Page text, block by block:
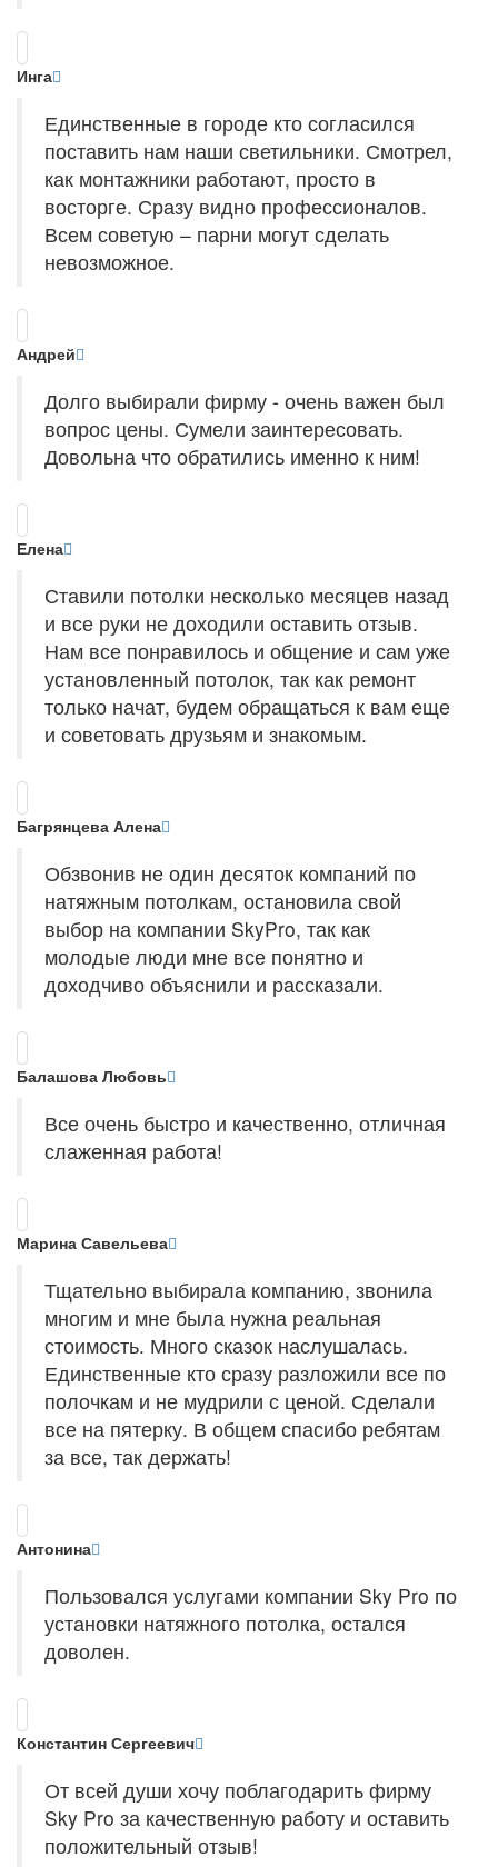
Инга
Единственные в городе кто согласился
поставить нам наши светильники. Смотрел,
как монтажники работают, просто в
восторге. Сразу видно профессионалов.
Всем советую – парни могут сделать
невозможное.
Андрей
Долго выбирали фирму - очень важен был
вопрос цены. Сумели заинтересовать.
Довольна что обратились именно к ним!
Елена
Ставили потолки несколько месяцев назад
и все руки не доходили оставить отзыв.
Нам все понравилось и общение и сам уже
установленный потолок, так как ремонт
только начат, будем обращаться к вам еще
и советовать друзьям и знакомым.
Багрянцева Алена
Обзвонив не один десяток компаний по
натяжным потолкам, остановила свой
выбор на компании SkyPro, так как
молодые люди мне все понятно и
доходчиво объяснили и рассказали.
Балашова Любовь
Все очень быстро и качественно, отличная
слаженная работа!
Марина Савельева
Тщательно выбирала компанию, звонила
многим и мне была нужна реальная
стоимость. Много сказок наслушалась.
Единственные кто сразу разложили все по
полочкам и не мудрили с ценой. Сделали
все на пятерку. В общем спасибо ребятам
за все, так держать!
Антонина
Пользовался услугами компании Sky Pro по
установки натяжного потолка, остался
доволен.
Константин Сергеевич
От всей души хочу поблагодарить фирму
Sky Pro за качественную работу и оставить
положительный отзыв!